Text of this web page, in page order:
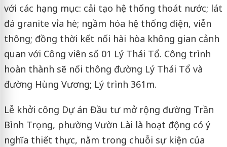
với các hạng mục: cải tạo hệ thống thoát nước; lát
đá granite vỉa hè; ngầm hóa hệ thống điện, viễn
thông; đồng thời kết nối hài hòa không gian cảnh
quan với Công viên số 01 Lý Thái Tổ. Công trình
hoàn thành sẽ nối thông đường Lý Thái Tổ và
đường Hùng Vương; Lý trình 361m.
Lễ khởi công Dự án Đầu tư mở rộng đường Trần
Bình Trọng, phường Vườn Lài là hoạt động có ý
nghĩa thiết thực, nằm trong chuỗi sự kiện của